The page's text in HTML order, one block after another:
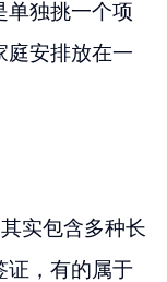
单独挑一个项
庭安排放在一
实包含多种长
证，有的属于